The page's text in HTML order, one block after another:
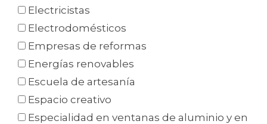
Electricistas
Electrodomésticos
Empresas de reformas
Energías renovables
Escuela de artesanía
Espacio creativo
Especialidad en ventanas de aluminio y en